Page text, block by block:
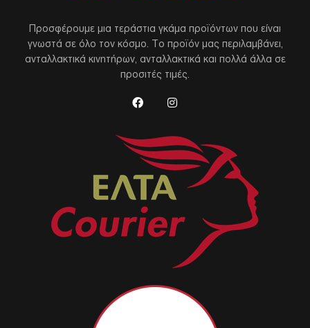
Προσφέρουμε μια τεράστια γκάμα προϊόντων που είναι
γνωστά σε όλο τον κόσμο. Το προϊόν μας περιλαμβάνει,
ανταλλακτικά κινητήρων, ανταλλακτικά και πολλά άλλα σε
προσιτές τιμές.